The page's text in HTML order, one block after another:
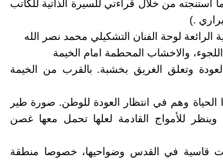
استنجته من خلال قراءتي للسيرة الذاتية للكاتب
.)
الرائعة لوحة الفنان التشكيلي محمد نصر الله
والاخشاب المحطمة امام الخيمة
وتعلق الغريق بخشبة. بالقرب من الخيمة
الحياة وهم في انتظار العودة للوطن. صورة طير
وينظر للأمواج القادمة لعلها تحمل معها غصن
قاسية في القدس وضواحيها، خصوصا منطقة